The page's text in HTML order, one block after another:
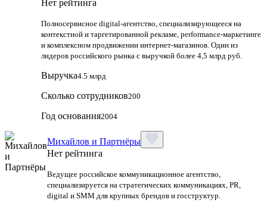
Нет рейтинга
Полносервисное digital-агентство, специализирующееся на
контекстной и таргетированной рекламе, performance-маркетинге
и комплексном продвижении интернет-магазинов. Один из
лидеров российского рынка с выручкой более 4,5 млрд руб.
Выручка4.5 млрд
Сколько сотрудников200
Год основания2004
Михайлов и Партнёры
Нет рейтинга
Ведущее российское коммуникационное агентство,
специализируется на стратегических коммуникациях, PR,
digital и SMM для крупных брендов и госструктур.